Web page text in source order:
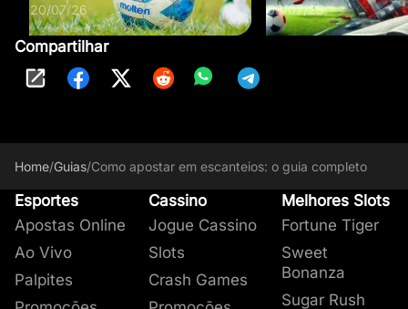
20/07/26 03/07/25
Compartilhar
Home/Guias/Como apostar em escanteios: o guia completo
Esportes
Apostas Online
Ao Vivo
Palpites
Cassino
Jogue Cassino
Slots
Crash Games
Melhores Slots
Fortune Tiger
Sweet
Bonanza
Sugar Rush